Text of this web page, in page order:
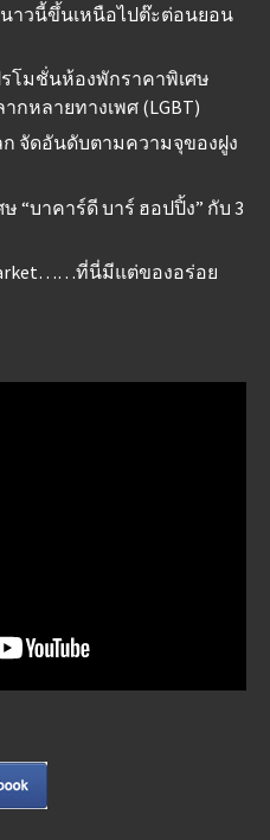
นาวนี้ขึ้นเหนือไปต๊ะต่อนยอน
รโมชั่นห้องพักราคาพิเศษ
หลายทางเพศ (LGBT)
จัดอันดับตามความจุของฝูง
“บาคาร์ดี บาร์ ฮอปปิ้ง” กับ 3
ที่นี่มีแต่ของอร่อย